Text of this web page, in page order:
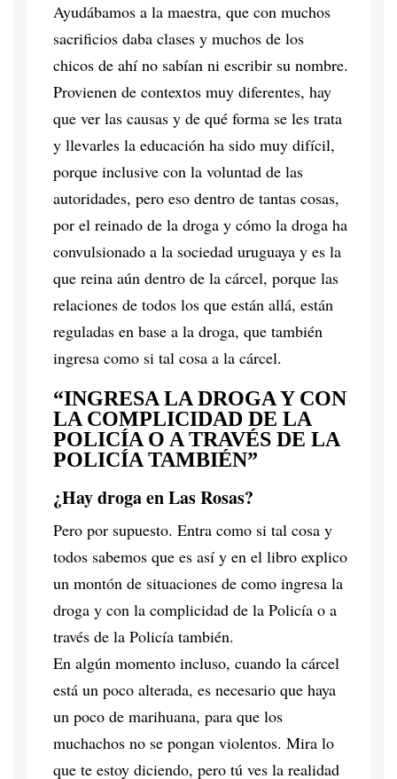
Ayudábamos a la maestra, que con muchos
sacrificios daba clases y muchos de los
chicos de ahí no sabían ni escribir su nombre.
Provienen de contextos muy diferentes, hay
que ver las causas y de qué forma se les trata
y llevarles la educación ha sido muy difícil,
porque inclusive con la voluntad de las
autoridades, pero eso dentro de tantas cosas,
por el reinado de la droga y cómo la droga ha
convulsionado a la sociedad uruguaya y es la
que reina aún dentro de la cárcel, porque las
relaciones de todos los que están allá, están
reguladas en base a la droga, que también
ingresa como si tal cosa a la cárcel.
“INGRESA LA DROGA Y CON
LA COMPLICIDAD DE LA
POLICÍA O A TRAVÉS DE LA
POLICÍA TAMBIÉN”
¿Hay droga en Las Rosas?
Pero por supuesto. Entra como si tal cosa y
todos sabemos que es así y en el libro explico
un montón de situaciones de como ingresa la
droga y con la complicidad de la Policía o a
través de la Policía también.
En algún momento incluso, cuando la cárcel
está un poco alterada, es necesario que haya
un poco de marihuana, para que los
muchachos no se pongan violentos. Mira lo
que te estoy diciendo, pero tú ves la realidad